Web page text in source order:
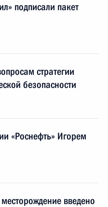
подписали пакет
стратегии
безопасности
«Роснефть» Игорем
введено